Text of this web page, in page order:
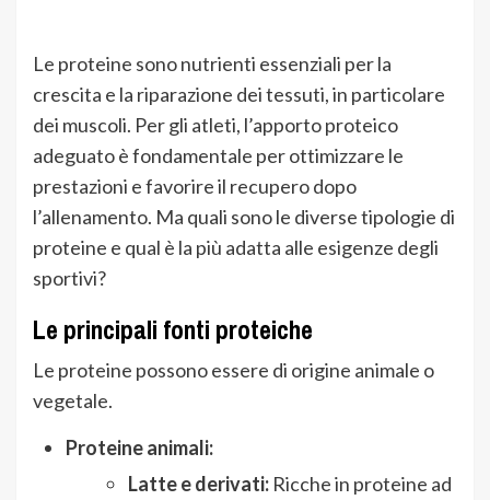
Le proteine sono nutrienti essenziali per la
crescita e la riparazione dei tessuti, in particolare
dei muscoli. Per gli atleti, l’apporto proteico
adeguato è fondamentale per ottimizzare le
prestazioni e favorire il recupero dopo
l’allenamento. Ma quali sono le diverse tipologie di
proteine e qual è la più adatta alle esigenze degli
sportivi?
Le principali fonti proteiche
Le proteine possono essere di origine animale o
vegetale.
Proteine animali:
Latte e derivati: Ricche in proteine ad